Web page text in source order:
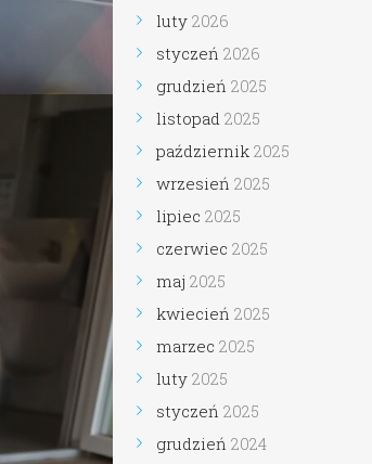
luty2026
styczeń2026
grudzień2025
listopad2025
październik2025
wrzesień2025
lipiec2025
czerwiec2025
maj2025
kwiecień2025
marzec2025
luty2025
styczeń2025
grudzień2024